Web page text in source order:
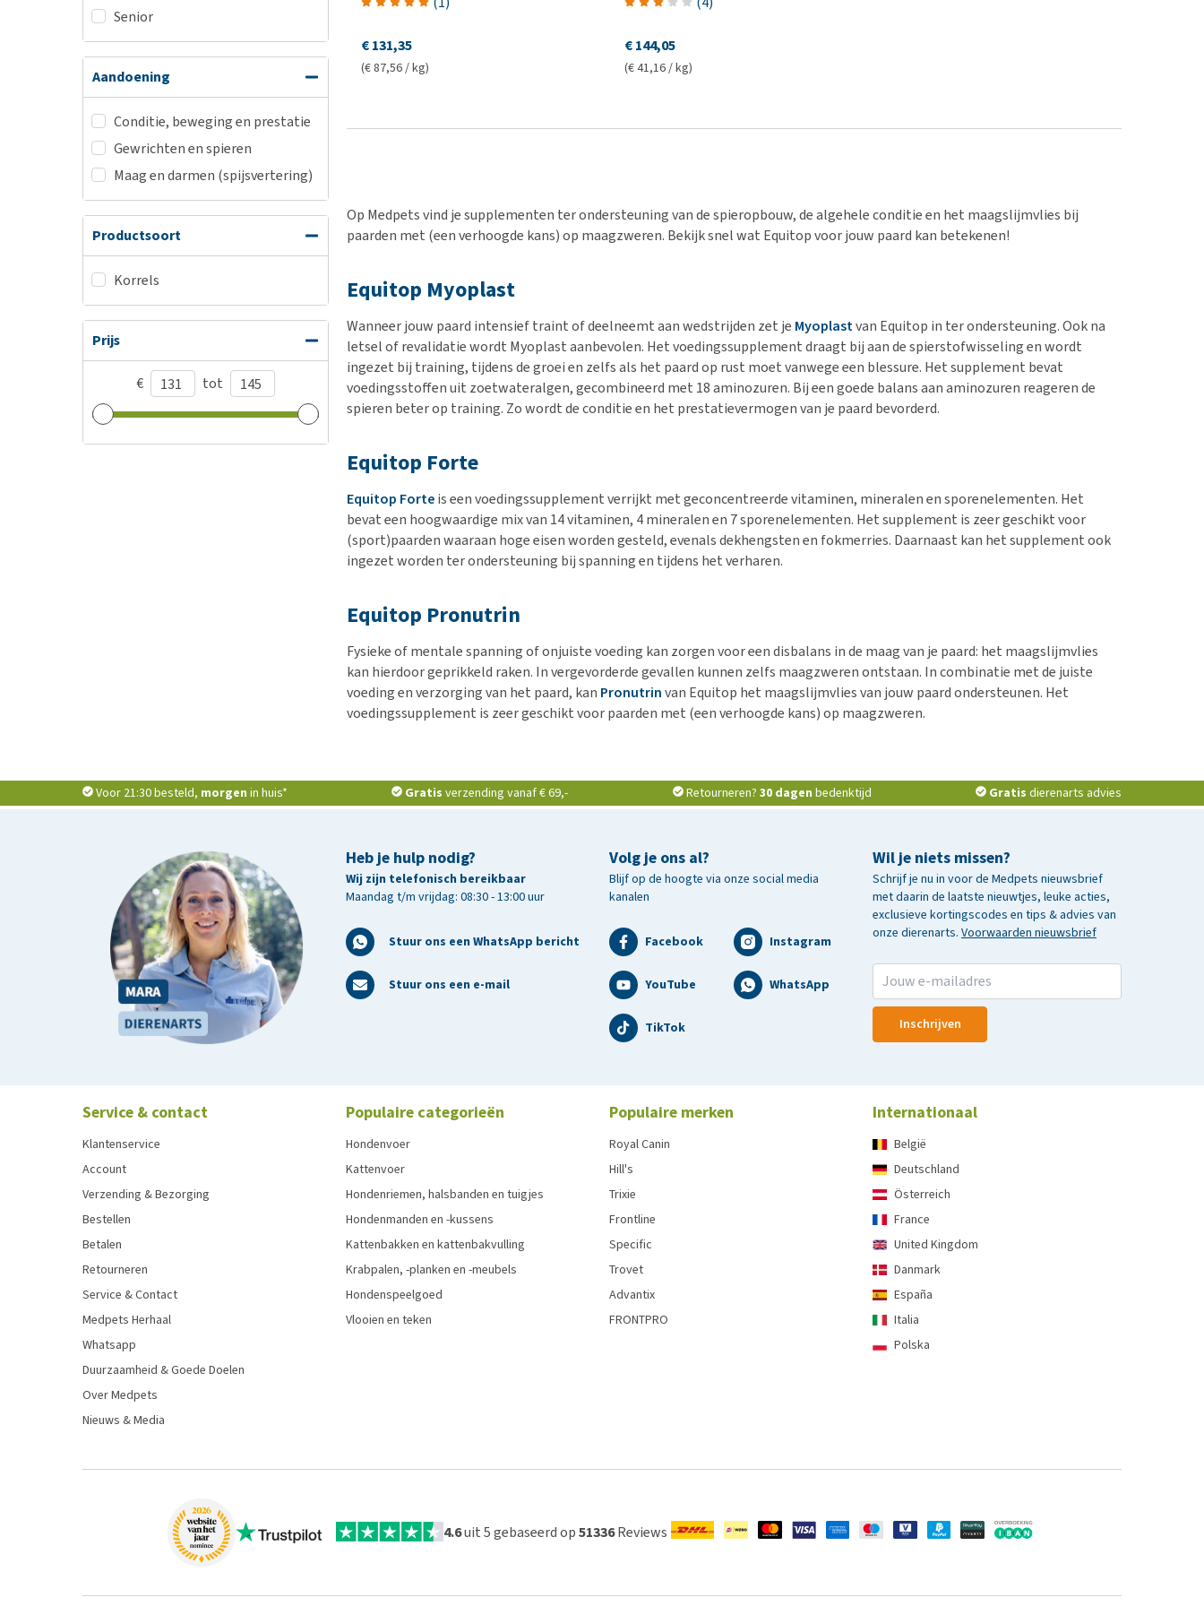
Senior
Aandoening
Conditie, beweging en prestatie
Gewrichten en spieren
Maag en darmen (spijsvertering)
Productsoort
Korrels
Prijs
€ tot
€ 131,35
(€ 87,56 / kg)
€ 144,05
(€ 41,16 / kg)
Op Medpets vind je supplementen ter ondersteuning van de spieropbouw, de algehele conditie en het maagslijmvlies bij
paarden met (een verhoogde kans) op maagzweren. Bekijk snel wat Equitop voor jouw paard kan betekenen!
Equitop Myoplast
Wanneer jouw paard intensief traint of deelneemt aan wedstrijden zet je Myoplastvan Equitop in ter ondersteuning. Ook na
letsel of revalidatie wordt Myoplast aanbevolen. Het voedingssupplement draagt bij aan de spierstofwisseling en wordt
ingezet bij training, tijdens de groei en zelfs als het paard op rust moet vanwege een blessure. Het supplement bevat
voedingsstoffen uit zoetwateralgen, gecombineerd met 18 aminozuren. Bij een goede balans aan aminozuren reageren de
spieren beter op training. Zo wordt de conditie en het prestatievermogen van je paard bevorderd.
Equitop Forte
Equitop Forteis een voedingssupplement verrijkt met geconcentreerde vitaminen, mineralen en sporenelementen. Het
bevat een hoogwaardige mix van 14 vitaminen, 4 mineralen en 7 sporenelementen. Het supplement is zeer geschikt voor
(sport)paarden waaraan hoge eisen worden gesteld, evenals dekhengsten en fokmerries. Daarnaast kan het supplement ook
ingezet worden ter ondersteuning bij spanning en tijdens het verharen.
Equitop Pronutrin
Fysieke of mentale spanning of onjuiste voeding kan zorgen voor een disbalans in de maag van je paard: het maagslijmvlies
kan hierdoor geprikkeld raken. In vergevorderde gevallen kunnen zelfs maagzweren ontstaan. In combinatie met de juiste
voeding en verzorging van het paard, kan Pronutrinvan Equitop het maagslijmvlies van jouw paard ondersteunen. Het
voedingssupplement is zeer geschikt voor paarden met (een verhoogde kans) op maagzweren.
Voor 21:30 besteld, morgen in huis* Gratis verzending vanaf € 69,- Retourneren? 30 dagen bedenktijd Gratis dierenarts advies
Heb je hulp nodig?
Wij zijn telefonisch bereikbaar
Maandag t/m vrijdag: 08:30 - 13:00 uur
Stuur ons een WhatsApp bericht
Stuur ons een e-mail
Wil je niets missen?
Schrijf je nu in voor de Medpets nieuwsbrief
met daarin de laatste nieuwtjes, leuke acties,
exclusieve kortingscodes en tips & advies van
onze dierenarts. Voorwaarden nieuwsbrief
Inschrijven
Volg je ons al?
Blijf op de hoogte via onze social media
kanalen
Facebook Instagram
YouTube WhatsApp
TikTok
Service & contact
Klantenservice
Account
Verzending & Bezorging
Bestellen
Betalen
Retourneren
Service & Contact
Medpets Herhaal
Whatsapp
Duurzaamheid & Goede Doelen
Over Medpets
Nieuws & Media
Populaire categorieën
Hondenvoer
Kattenvoer
Hondenriemen, halsbanden en tuigjes
Hondenmanden en -kussens
Kattenbakken en kattenbakvulling
Krabpalen, -planken en -meubels
Hondenspeelgoed
Vlooien en teken
Populaire merken
Royal Canin
Hill's
Trixie
Frontline
Specific
Trovet
Advantix
FRONTPRO
Internationaal
België
Deutschland
Österreich
France
United Kingdom
Danmark
España
Italia
Polska
4.6uit 5 gebaseerd op51336 Reviews